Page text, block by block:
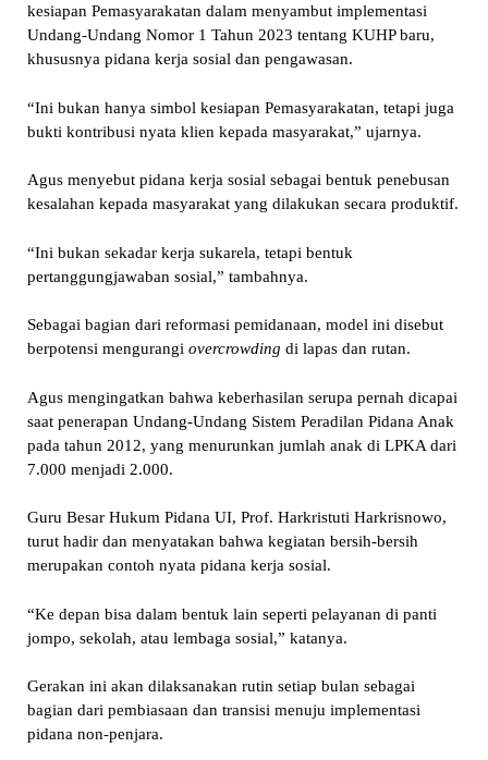
kesiapan Pemasyarakatan dalam menyambut implementasi
Undang-Undang Nomor 1 Tahun 2023 tentang KUHP baru,
khususnya pidana kerja sosial dan pengawasan.
“Ini bukan hanya simbol kesiapan Pemasyarakatan, tetapi juga
bukti kontribusi nyata klien kepada masyarakat,” ujarnya.
Agus menyebut pidana kerja sosial sebagai bentuk penebusan
kesalahan kepada masyarakat yang dilakukan secara produktif.
“Ini bukan sekadar kerja sukarela, tetapi bentuk
pertanggungjawaban sosial,” tambahnya.
Sebagai bagian dari reformasi pemidanaan, model ini disebut
berpotensi mengurangi overcrowding di lapas dan rutan.
Agus mengingatkan bahwa keberhasilan serupa pernah dicapai
saat penerapan Undang-Undang Sistem Peradilan Pidana Anak
pada tahun 2012, yang menurunkan jumlah anak di LPKA dari
7.000 menjadi 2.000.
Guru Besar Hukum Pidana UI, Prof. Harkristuti Harkrisnowo,
turut hadir dan menyatakan bahwa kegiatan bersih-bersih
merupakan contoh nyata pidana kerja sosial.
“Ke depan bisa dalam bentuk lain seperti pelayanan di panti
jompo, sekolah, atau lembaga sosial,” katanya.
Gerakan ini akan dilaksanakan rutin setiap bulan sebagai
bagian dari pembiasaan dan transisi menuju implementasi
pidana non-penjara.